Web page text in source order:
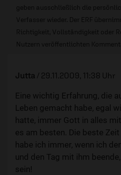
geben ausschließlich die
Verfasser wieder. Der ERF
Richtigkeit, Vollständigkeit oder
Nutzern veröffentlichten
Jutta / 29.11.2009, 11:38 Uhr
Eine wichtig Erfahrung, die
Leben gemacht habe, egal
hatte, immer Gott in alles
es am besten. Die beste
habe ich immer, wenn ich
und den Tag mit ihm
sein!